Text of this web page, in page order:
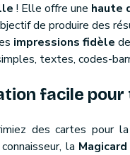
! Elle offre une haute
de produire des
impressions fidèle
textes, codes-
facile pour
des cartes pour
la